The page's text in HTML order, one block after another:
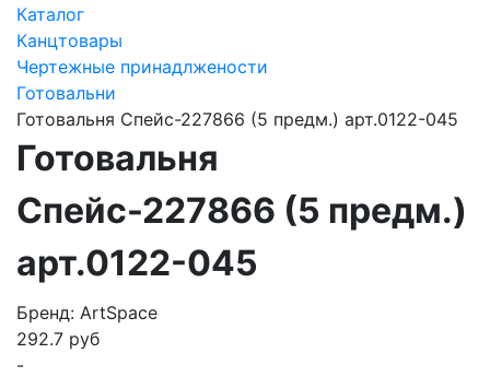
Каталог
Канцтовары
Чертежные принадлжености
Готовальни
Готовальня Спейс-227866 (5 предм.) арт.0122-045
Готовальня
Спейс-227866 (5 предм.)
арт.0122-045
Бренд: ArtSpace
292.7 руб
-